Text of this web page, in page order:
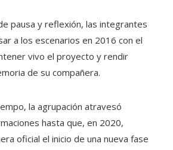
pausa y reflexión, las integrantes
a los escenarios en 2016 con el
vivo el proyecto y rendir
de su compañera.
la agrupación atravesó
hasta que, en 2020,
oficial el inicio de una nueva fase